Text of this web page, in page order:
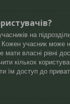
на
учасник може
мати власні рівні
кількох
їм доступ до